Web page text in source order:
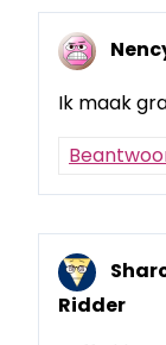
Ik maak
Ridder